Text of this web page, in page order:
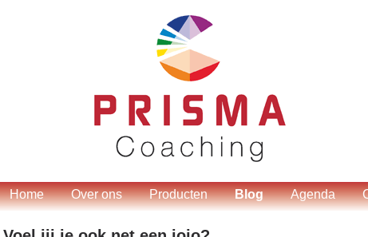
Home Over ons Producten Blog Agenda